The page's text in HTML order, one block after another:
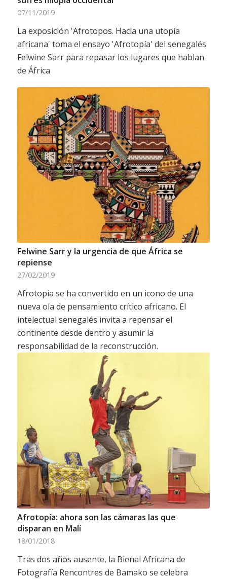
07/11/2019
La exposición 'Afrotopos. Hacia una utopía
africana' toma el ensayo 'Afrotopía' del senegalés
Felwine Sarr para repasar los lugares que hablan
de África
Felwine Sarr y la urgencia de que África se
repiense
27/02/2019
Afrotopia se ha convertido en un icono de una
nueva ola de pensamiento crítico africano. El
intelectual senegalés invita a repensar el
continente desde dentro y asumir la
responsabilidad de la reconstrucción.
Afrotopía: ahora son las cámaras las que
disparan en Malí
18/01/2018
Tras dos años ausente, la Bienal Africana de
Fotografía Rencontres de Bamako se celebra